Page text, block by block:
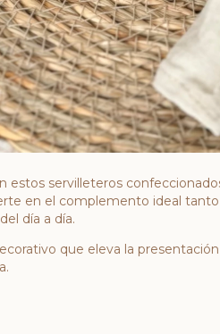
estos servilleteros
en el complemento ideal
día a día.
que eleva la